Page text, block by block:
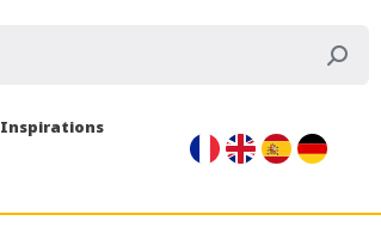
Inspirations